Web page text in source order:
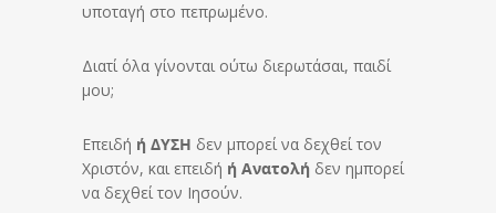
υποταγή στο πεπρωμένο.
Διατί όλα γίνονται ούτω διερωτάσαι, παιδί
μου;
Επειδή ή ΔΥΣΗ δεν μπορεί να δεχθεί τον
Χριστόν, και επειδή ή Ανατολή δεν ημπορεί
να δεχθεί τον Ιησούν.